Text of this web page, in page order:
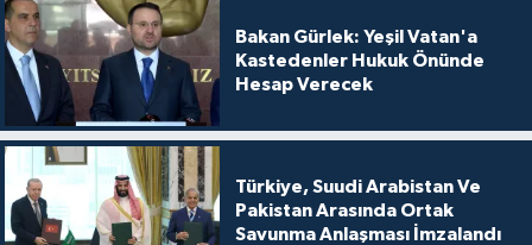
Bakan Gürlek: Yeşil Vatan'a
Kastedenler Hukuk Önünde
Hesap Verecek
Türkiye, Suudi Arabistan Ve
Pakistan Arasında Ortak
Savunma Anlaşması İmzalandı